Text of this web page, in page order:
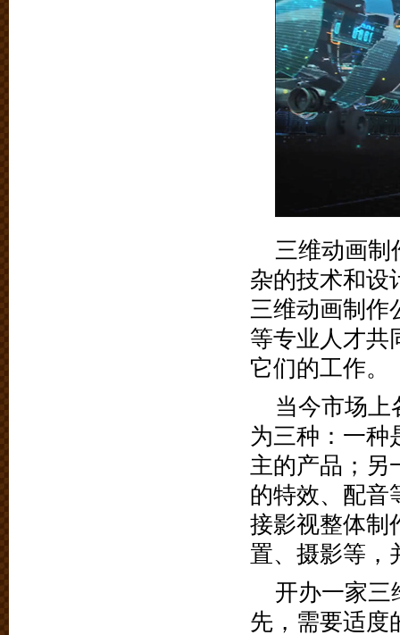
三维动画制
杂的技术和设
三维动画制作
等专业人才共
它们的工作。
当今市场上
为三种：一种
主的产品；另
的特效、配音
接影视整体制
置、摄影等，
开办一家三
先，需要适度